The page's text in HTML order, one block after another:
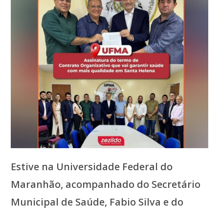
Estive na Universidade Federal do
Maranhão, acompanhado do Secretário
Municipal de Saúde, Fabio Silva e do